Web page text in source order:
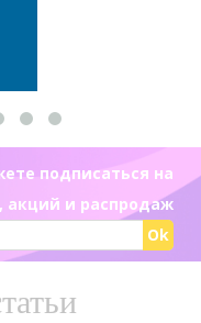
подписаться на
акций и распродаж
Ok